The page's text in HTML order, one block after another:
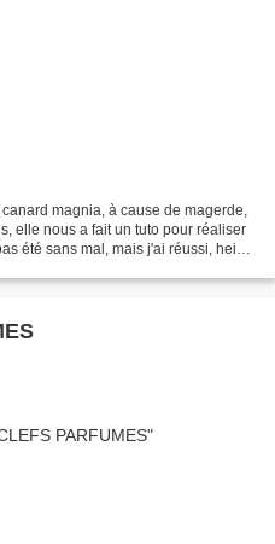
magnia, à cause de magerde,
elle nous a fait un tuto pour réaliser
été sans mal, mais j'ai réussi, hein